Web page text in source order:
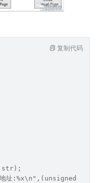
地址:%x\n",(unsigned
复制代码